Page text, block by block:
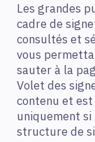
Les grandes
cadre de
consultés et
vous
sauter à la
Volet des
contenu et
uniquement
structure de